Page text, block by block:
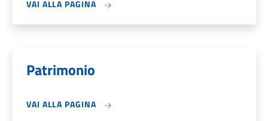
VAI ALLA PAGINA
Patrimonio
VAI ALLA PAGINA